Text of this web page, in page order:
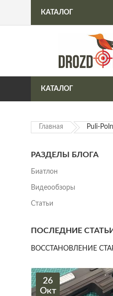
Интернет-магазин
КАТАЛОГ
КАТАЛОГ
Главная Puli-
РАЗДЕЛЫ БЛОГА
Биатлон
Видеообзоры
Статьи
ПОСЛЕДНИЕ СТАТЬИ
ВОССТАНОВЛЕНИЕ
26
Окт